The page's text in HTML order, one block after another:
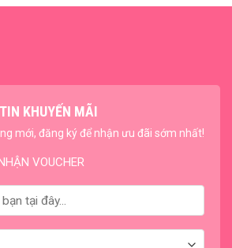
KHUYẾN MÃI
mới, đăng ký để nhận ưu đãi sớm nhất!
VOUCHER